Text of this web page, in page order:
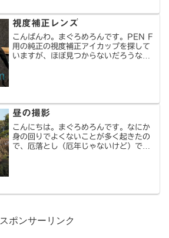
もんか...
視度補正レンズ
こんばんわ。まぐろめろんです。PEN F
用の純正の視度補正アイカップを探して
いますが、ほぼ見つからないだろうなぁ
昼の撮影
こんにちは。まぐろめろんです。なにか
身の回りでよくないことが多く起きたの
で、厄落とし（厄年じゃないけど）で法
スポンサーリンク